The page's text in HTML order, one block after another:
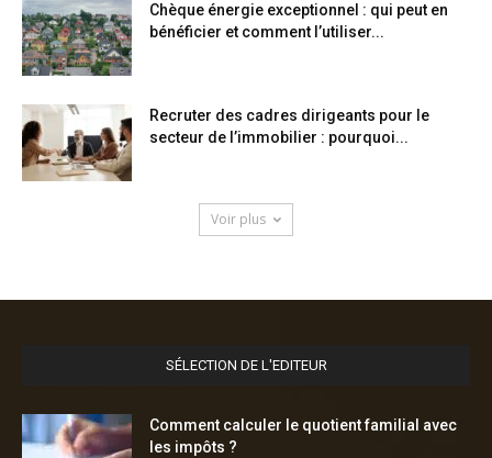
Chèque énergie exceptionnel : qui peut en
bénéficier et comment l’utiliser...
Recruter des cadres dirigeants pour le
secteur de l’immobilier : pourquoi...
Voir plus
SÉLECTION DE L'EDITEUR
Comment calculer le quotient familial avec
les impôts ?